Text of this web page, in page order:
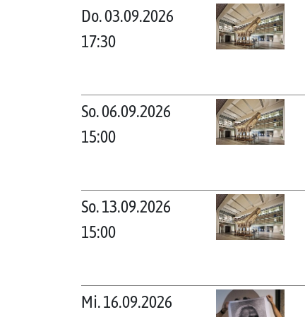
Do. 03.09.2026
17:30
So. 06.09.2026
15:00
So. 13.09.2026
15:00
Mi. 16.09.2026